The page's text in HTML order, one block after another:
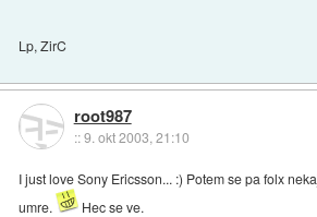
Lp, ZirC
root987
::9. okt 2003, 21:10
I just love Sony Ericsson... :) Potem se pa folx
umre.
Hec se ve.